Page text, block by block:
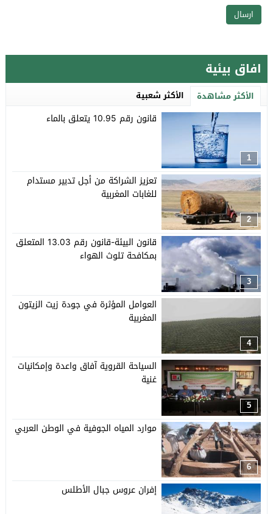
افاق بيئية
الأكثر مشاهدة الأكثر شعبية
1
قانون رقم 10.95 يتعلق بالماء
2
تعزيز الشراكة من أجل تدبير مستدام
للغابات المغربية
3
قانون البيئة-قانون رقم 13.03 المتعلق
بمكافحة تلوث الهواء
4
العوامل المؤثرة في جودة زيت الزيتون
المغربية
5
السياحة القروية آفاق واعدة وإمكانيات
غنية
6
موارد المياه الجوفية في الوطن العربي
إفران عروس جبال الأطلس